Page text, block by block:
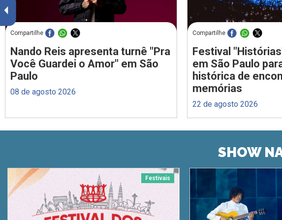
Compartilhe
Nando Reis apresenta turnê "Pra
Você Guardei o Amor" em São
Paulo
08 de agosto 2026
Compartilhe
Festival
em São Paulo
histórica de
memórias
22 de agosto 2026
SHOW
Festivais